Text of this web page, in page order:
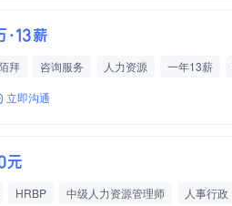
·13薪
拜 咨询服务 人力资源 一年13薪
立即沟通
元
HRBP 中级人力资源管理师 人事行政